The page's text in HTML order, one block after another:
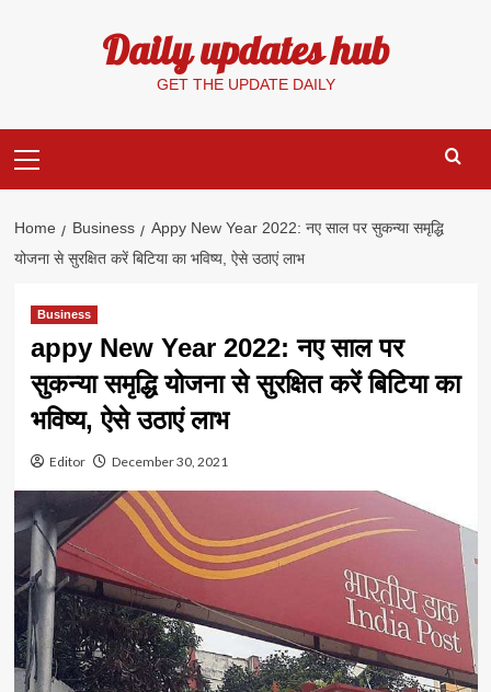
Daily updates hub
GET THE UPDATE DAILY
Menu
Home Business
Appy New Year 2022: नए साल पर सुकन्या समृद्धि
योजना से सुरक्षित करें बिटिया का भविष्य, ऐसे उठाएं लाभ
Business
appy New Year 2022: नए साल पर
सुकन्या समृद्धि योजना से सुरक्षित करें बिटिया का
भविष्य, ऐसे उठाएं लाभ
Editor December 30, 2021